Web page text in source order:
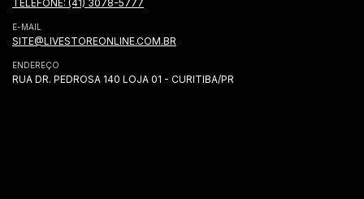
TELEFONE: (41) 3078-5777
E-MAIL
SITE@LIVESTOREONLINE.COM.BR
ENDEREÇO
RUA DR. PEDROSA 140 LOJA 01 - CURITIBA/PR